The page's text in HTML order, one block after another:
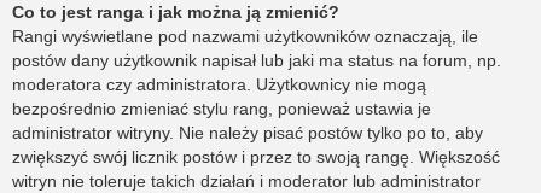
Co to jest ranga i jak można ją zmienić?
Rangi wyświetlane pod nazwami użytkowników oznaczają, ile
postów dany użytkownik napisał lub jaki ma status na forum, np.
moderatora czy administratora. Użytkownicy nie mogą
bezpośrednio zmieniać stylu rang, ponieważ ustawia je
administrator witryny. Nie należy pisać postów tylko po to, aby
zwiększyć swój licznik postów i przez to swoją rangę. Większość
witryn nie toleruje takich działań i moderator lub administrator